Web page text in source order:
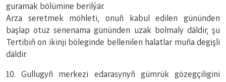
guramak bölümine berilýär.
Arza seretmek möhleti, onuň kabul edilen gününden
başlap otuz senenama gününden uzak bolmaly däldir, şu
Tertibiň on ikinji böleginde bellenilen halatlar muňa degişli
däldir.
10. Gullugyň merkezi edarasynyň gümrük gözegçiligini